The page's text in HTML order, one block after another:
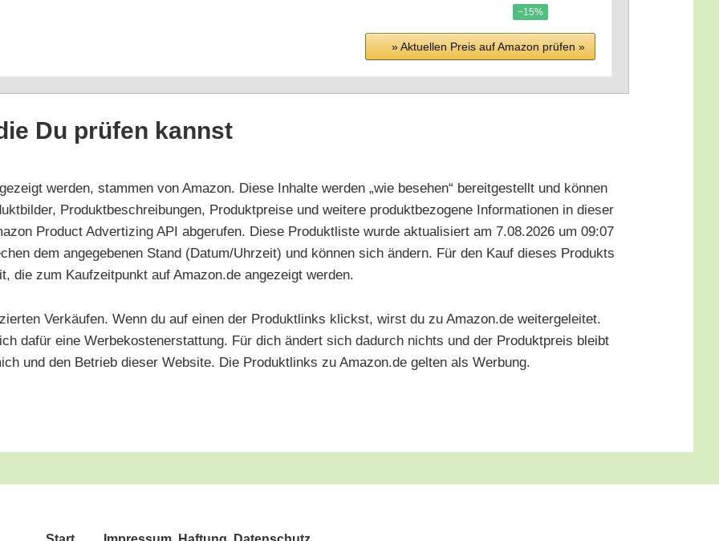
−15%
» Aktu­el­len Preis auf Ama­zon prü­fen »
Du prü­fen kannst
wer­den, stam­men von Ama­zon. Die­se Inhal­te wer­den „wie bese­hen“ bereit­ge­stellt und kön­nen
Pro­dukt­be­schrei­bun­gen, Pro­dukt­prei­se und wei­te­re pro­dukt­be­zo­ge­ne Infor­ma­tio­nen in die­ser
Pro­duct Adver­tiz­ing API abge­ru­fen. Die­se Pro­dukt­lis­te wur­de aktua­li­siert am 7.08.2026 um 09:07
dem ange­ge­be­nen Stand (Datum/​Uhrzeit) und kön­nen sich ändern. Für den Kauf die­ses Pro­dukts
die zum Kauf­zeit­punkt auf Amazon.de ange­zeigt werden.
Ver­käu­fen. Wenn du auf einen der Pro­dukt­links klickst, wirst du zu Amazon.de wei­ter­ge­lei­tet.
dafür eine Wer­be­kos­ten­er­stat­tung. Für dich ändert sich dadurch nichts und der Pro­dukt­preis bleibt
und den Betrieb die­ser Web­site. Die Pro­dukt­links zu Amazon.de gel­ten als Werbung.